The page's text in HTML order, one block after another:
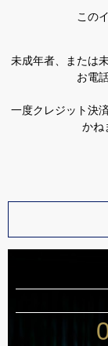
この
未成年者、または
お電
一度クレジット決
かね